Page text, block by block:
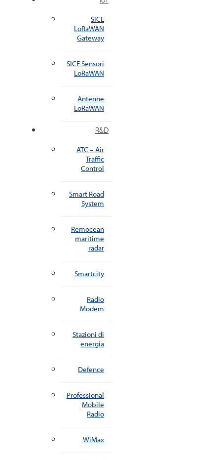
SICE
LoRaWAN
Gateway
SICE Sensori
LoRaWAN
Antenne
LoRaWAN
R&D
ATC – Air
Traffic
Control
Smart Road
System
Remocean
maritime
radar
Smartcity
Radio
Modem
Stazioni di
energia
Defence
Professional
Mobile
Radio
WiMax